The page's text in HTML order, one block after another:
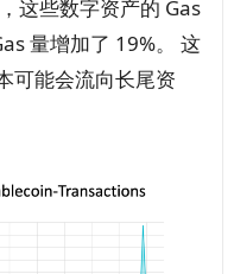
这些数字资产的 Gas
量增加了 19%。 这
可能会流向长尾资